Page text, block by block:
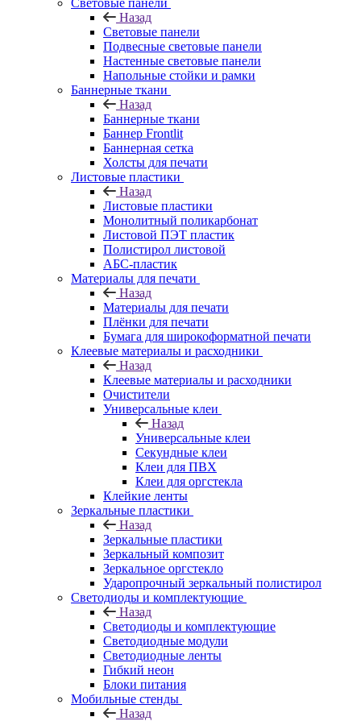
Световые панели
Назад
Световые панели
Подвесные световые панели
Настенные световые панели
Напольные стойки и рамки
Баннерные ткани
Назад
Баннерные ткани
Баннер Frontlit
Баннерная сетка
Холсты для печати
Листовые пластики
Назад
Листовые пластики
Монолитный поликарбонат
Листовой ПЭТ пластик
Полистирол листовой
АБС-пластик
Материалы для печати
Назад
Материалы для печати
Плёнки для печати
Бумага для широкоформатной печати
Клеевые материалы и расходники
Назад
Клеевые материалы и расходники
Очистители
Универсальные клеи
Назад
Универсальные клеи
Секундные клеи
Клеи для ПВХ
Клеи для оргстекла
Клейкие ленты
Зеркальные пластики
Назад
Зеркальные пластики
Зеркальный композит
Зеркальное оргстекло
Ударопрочный зеркальный полистирол
Светодиоды и комплектующие
Назад
Светодиоды и комплектующие
Светодиодные модули
Светодиодные ленты
Гибкий неон
Блоки питания
Мобильные стенды
Назад